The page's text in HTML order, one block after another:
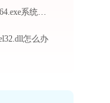
腾讯电脑管家 QMBluerayInsHlpx64.exe系统错误vcruntime140_1.dll丢失如何解决
怎么办